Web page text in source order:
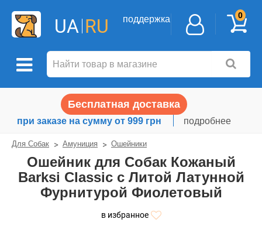
UA RU поддержка 0
Бесплатная доставка
при заказе на сумму от 999 грн подробнее
Для Собак Амуниция Ошейники
Ошейник для Собак Кожаный
Barksi Classic с Литой Латунной
Фурнитурой Фиолетовый
в избранное